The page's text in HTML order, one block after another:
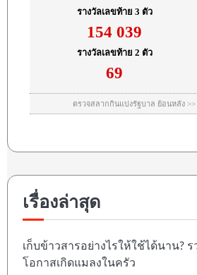
เรื่องล่าสุด
เก็บข้าวสารอย่างไรให้ใช้ได้นาน?
โอกาสเกิดแมลงในครัว